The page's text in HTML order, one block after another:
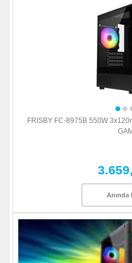
FRISBY FC-8975B 550W
Anında